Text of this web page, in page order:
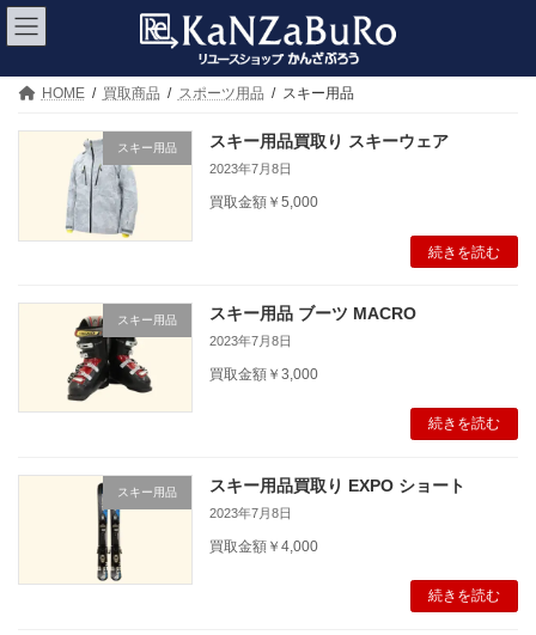
コ
ン
テ
ン
ナ
ビ
ゲ
ー
HOME 買取商品 スポーツ用品 スキー用品
スキー用品 スキー用品買取り スキーウェア
2023年7月8日
買取金額￥5,000
続きを読む
スキー用品 スキー用品 ブーツ MACRO
2023年7月8日
買取金額￥3,000
続きを読む
スキー用品 スキー用品買取り EXPO ショート
2023年7月8日
買取金額￥4,000
続きを読む